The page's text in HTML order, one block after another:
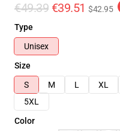
€49.39 €39.51 $42.95
Type
Unisex
Size
S
M L XL
5XL
Color